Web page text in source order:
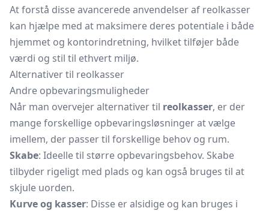
At forstå disse avancerede anvendelser af reolkasser
kan hjælpe med at maksimere deres potentiale i både
hjemmet og kontorindretning, hvilket tilføjer både
værdi og stil til ethvert miljø.
Alternativer til reolkasser
Andre opbevaringsmuligheder
Når man overvejer alternativer til reolkasser, er der
mange forskellige opbevaringsløsninger at vælge
imellem, der passer til forskellige behov og rum.
Skabe: Ideelle til større opbevaringsbehov. Skabe
tilbyder rigeligt med plads og kan også bruges til at
skjule uorden.
Kurve og kasser: Disse er alsidige og kan bruges i